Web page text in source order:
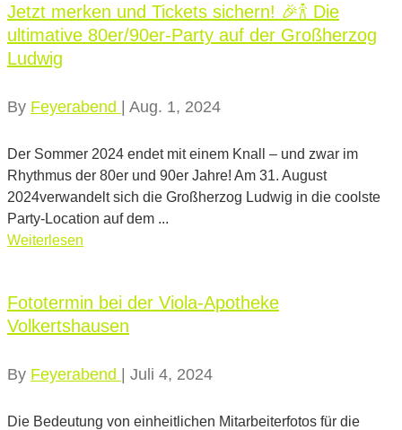
Jetzt merken und Tickets sichern! 🎉🍾 Die
ultimative 80er/90er-Party auf der Großherzog
Ludwig
By Feyerabend | Aug. 1, 2024
Der Sommer 2024 endet mit einem Knall – und zwar im
Rhythmus der 80er und 90er Jahre! Am 31. August
2024verwandelt sich die Großherzog Ludwig in die coolste
Party-Location auf dem ...
Weiterlesen
Fototermin bei der Viola-Apotheke
Volkertshausen
By Feyerabend | Juli 4, 2024
Die Bedeutung von einheitlichen Mitarbeiterfotos für die